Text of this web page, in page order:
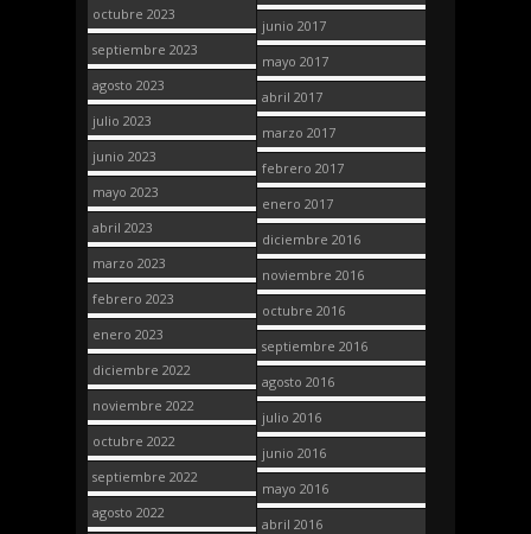
octubre 2023
septiembre 2023
agosto 2023
julio 2023
junio 2023
mayo 2023
abril 2023
marzo 2023
febrero 2023
enero 2023
diciembre 2022
noviembre 2022
octubre 2022
septiembre 2022
agosto 2022
junio 2017
mayo 2017
abril 2017
marzo 2017
febrero 2017
enero 2017
diciembre 2016
noviembre 2016
octubre 2016
septiembre 2016
agosto 2016
julio 2016
junio 2016
mayo 2016
abril 2016